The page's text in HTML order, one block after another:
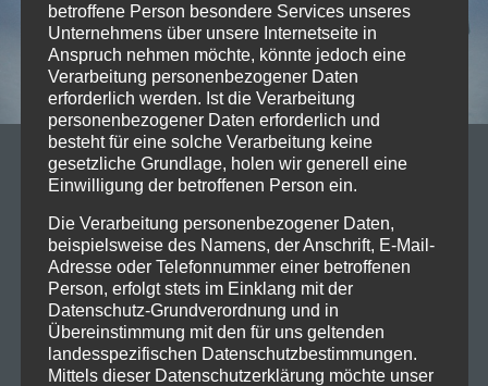
29/05/2025
Vorankündigung: 2025-07-07,
Cypress Hill, Germany Tour 2025
@Zenith München
US Latin-Rap Legenden im Sommer 2025 für fünf
Konzerte in DeutschlandExklusive Shows in Hamburg,
Frankfurt, München, Bonn und Berlin Cypress Hill, die
betroffene Person besondere Services unseres
Unternehmens über unsere Internetseite in
Anspruch nehmen möchte, könnte jedoch eine
Verarbeitung personenbezogener Daten
erforderlich werden. Ist die Verarbeitung
personenbezogener Daten erforderlich und
besteht für eine solche Verarbeitung keine
gesetzliche Grundlage, holen wir generell eine
Einwilligung der betroffenen Person ein.
Die Verarbeitung personenbezogener Daten,
beispielsweise des Namens, der Anschrift, E-Mail-
Adresse oder Telefonnummer einer betroffenen
Person, erfolgt stets im Einklang mit der
Datenschutz-Grundverordnung und in
Übereinstimmung mit den für uns geltenden
landesspezifischen Datenschutzbestimmungen.
Mittels dieser Datenschutzerklärung möchte unser